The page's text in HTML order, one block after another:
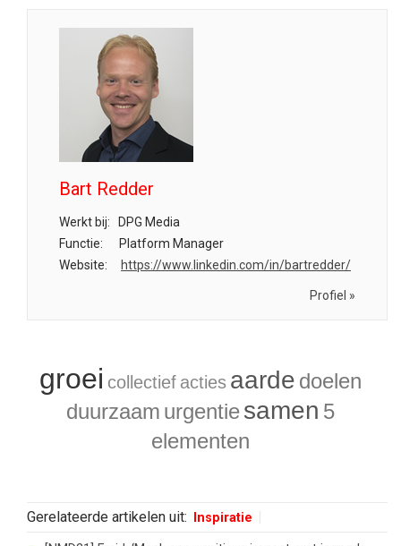
Bart Redder
Werkt bij:
DPG Media
Functie:
Platform Manager
Website:
https://www.linkedin.com/in/bartredder/
Profiel »
groei collectief acties aarde doelen
duurzaam urgentiesamen 5
elementen
Gerelateerde artikelen uit: Inspiratie